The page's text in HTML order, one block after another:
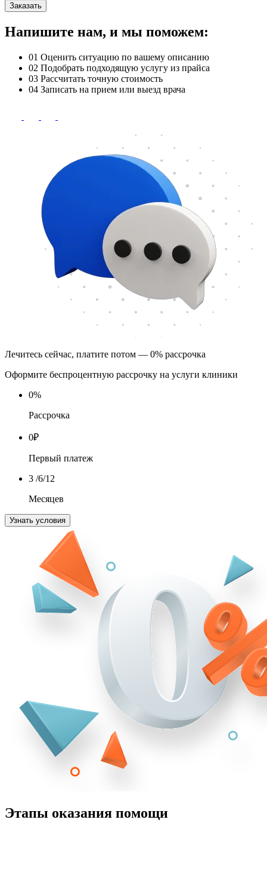
Заказать
Напишите нам, и мы поможем:
01 Оценить ситуацию по вашему описанию
02 Подобрать подходящую услугу из прайса
03 Рассчитать точную стоимость
04 Записать на прием или выезд врача
Лечитесь сейчас, платите потом — 0% рассрочка
Оформите беспроцентную рассрочку на услуги клиники
0%
Рассрочка
0₽
Первый платеж
3 /6/12
Месяцев
Узнать условия
Этапы оказания помощи